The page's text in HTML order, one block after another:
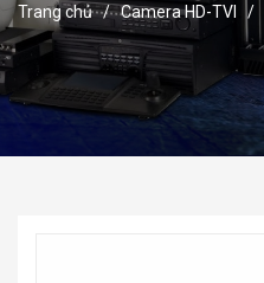
Trang chủ / Camera HD-TVI /